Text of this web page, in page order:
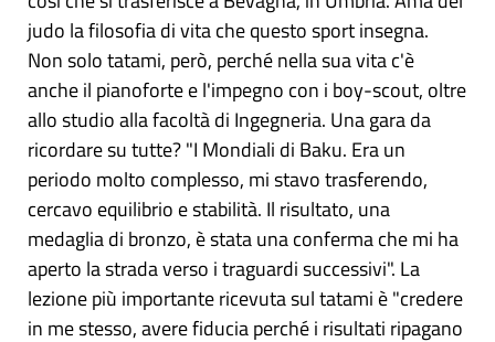
judo la filosofia di vita che questo sport insegna.
Non solo tatami, però, perché nella sua vita c'è
anche il pianoforte e l'impegno con i boy-scout, oltre
allo studio alla facoltà di Ingegneria. Una gara da
ricordare su tutte? "I Mondiali di Baku. Era un
periodo molto complesso, mi stavo trasferendo,
cercavo equilibrio e stabilità. Il risultato, una
medaglia di bronzo, è stata una conferma che mi ha
aperto la strada verso i traguardi successivi". La
lezione più importante ricevuta sul tatami è "credere
in me stesso, avere fiducia perché i risultati ripagano